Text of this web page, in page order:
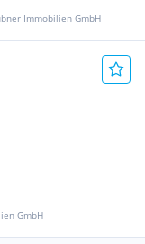
Immobilien GmbH
GmbH